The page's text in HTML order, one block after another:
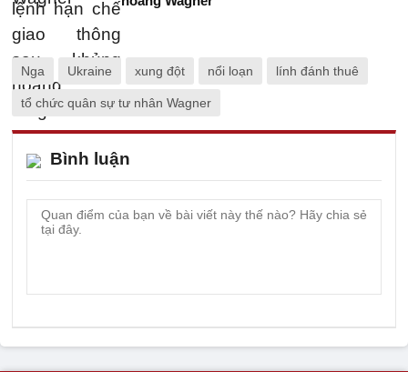
Nga Ukraine xung đột nổi loạn lính đánh thuê
tổ chức quân sự tư nhân Wagner
Bình luận